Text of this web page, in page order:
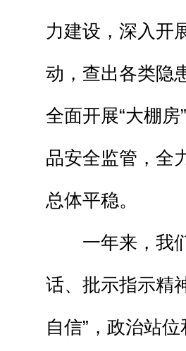
力建设，深入开
动，查出各类隐
全面开展“大棚
品安全监管，全
总体平稳。
一年来，我们
话、批示指示精
自信”，政治站